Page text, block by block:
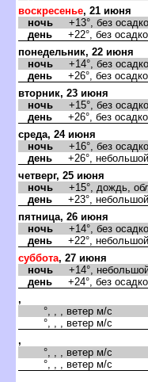
оскресенье, 21 июня
ночь +13°, без
день +22°, без
понедельник, 22 июня
ночь +14°, без
день +26°, без
торник, 23 июня
ночь +15°, без
день +26°, без
среда, 24 июня
ночь +16°, без
день +26°, небольшой
четверг, 25 июня
ночь +15°, дождь,
день +23°, небольшой
пятница, 26 июня
ночь +14°, без
день +22°, небольшой
суббота, 27 июня
ночь +14°, небольшой
день +24°, без
,
°, , , ветер м/с
°, , , ветер м/с
,
°, , , ветер м/с
°, , , ветер м/с